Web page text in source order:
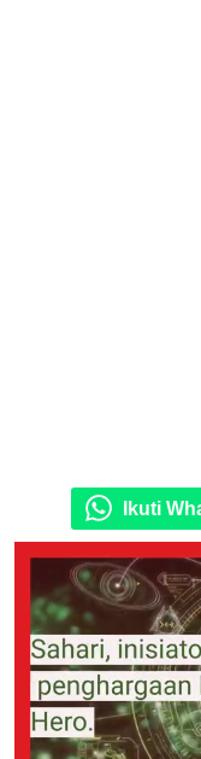
Ikuti